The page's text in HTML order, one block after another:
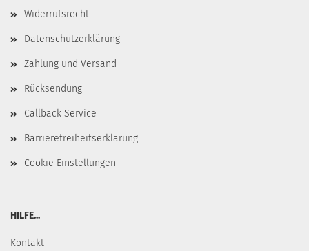
Widerrufsrecht
Datenschutzerklärung
Zahlung und Versand
Rücksendung
Callback Service
Barrierefreiheitserklärung
Cookie Einstellungen
HILFE...
Kontakt